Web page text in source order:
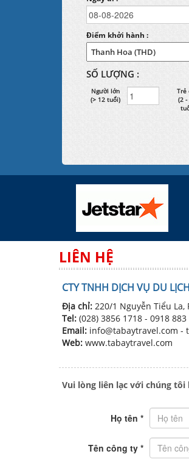
Điểm khởi hành :
SỐ LƯỢNG :
Người lớn
(> 12 tuổi)
Trẻ
(2 -
LIÊN HỆ
CTY TNHH DỊCH VỤ DU
Địa chỉ: 220/1 Nguyễn Tiểu La,
Tel: (028) 3856 1718 - 0918
Email: info@tabaytravel.com -
Web: www.tabaytravel.com
Vui lòng liên lạc với chúng
Họ tên *
Tên công ty *